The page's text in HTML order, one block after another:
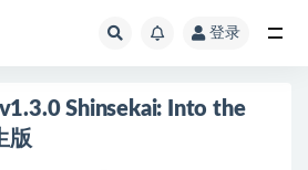
登录
Shinsekai: Into the
版